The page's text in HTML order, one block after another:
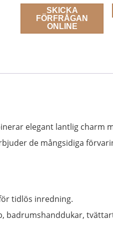
SKICKA
FÖRFRÅGAN
ONLINE
elegant lantlig charm
de mångsidiga
tidlös inredning.
badrumshanddukar,